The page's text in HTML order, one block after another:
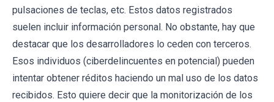
pulsaciones de teclas, etc. Estos datos registrados
suelen incluir información personal. No obstante, hay que
destacar que los desarrolladores lo ceden con terceros.
Esos individuos (ciberdelincuentes en potencial) pueden
intentar obtener réditos haciendo un mal uso de los datos
recibidos. Esto quiere decir que la monitorización de los